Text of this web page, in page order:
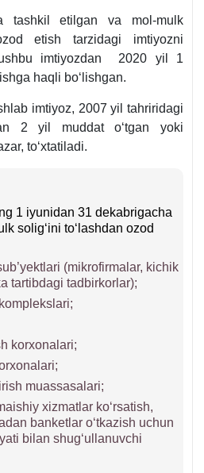
q.
4-
b.
tashkil etilgan va mol-mulk
etish tarzidagi imtiyozni
ushbu imtiyozdan 2020 yil 1
haqli boʻlishgan.
imtiyoz, 2007 yil tahriridagi
2 yil muddat oʻtgan yoki
toʻхtatiladi.
1 iyunidan 31 dekabrigacha
soligʻini toʻlashdan ozod
(mikrofirmalar, kichik
tartibdagi tadbirkorlar);
korхonalari;
muassasalari;
хizmatlar koʻrsatish,
banketlar oʻtkazish uchun
bilan shugʻullanuvchi